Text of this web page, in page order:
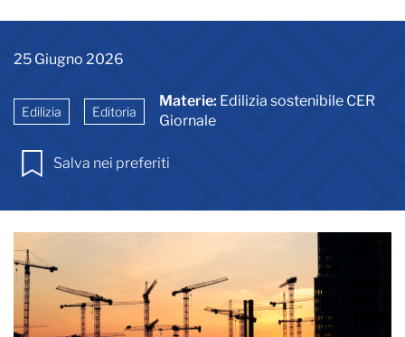
25 Giugno 2026
Edilizia Editoria
Materie: Edilizia sostenibile CER
Giornale
Salva nei preferiti